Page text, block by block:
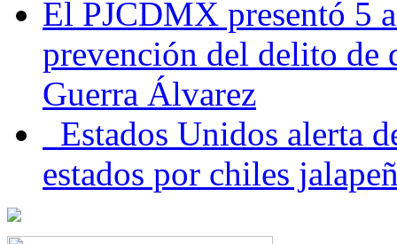
El PJCDMX presentó 5
prevención del delito de
Guerra Álvarez
Estados Unidos alerta
estados por chiles